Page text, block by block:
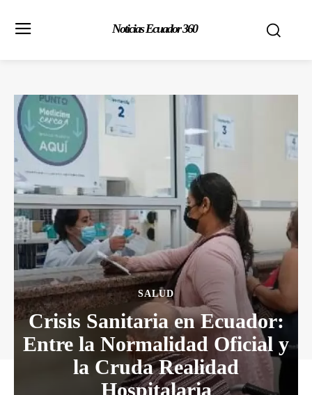
Noticias Ecuador 360
SALUD
Crisis Sanitaria en Ecuador:
Entre la Normalidad Oficial y
la Cruda Realidad
Hospitalaria